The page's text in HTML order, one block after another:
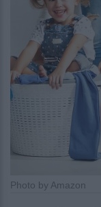
Photo by Amazon